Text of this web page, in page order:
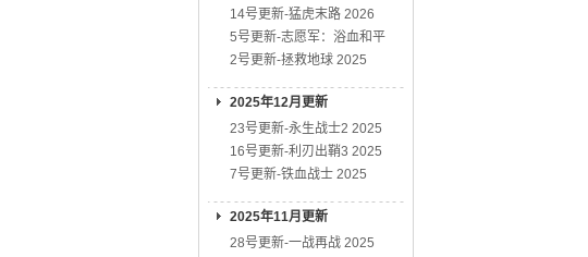
14号更新-猛虎末路 2026
5号更新-志愿军：浴血和平
2号更新-拯救地球 2025
2025年12月更新
23号更新-永生战士2 2025
16号更新-利刃出鞘3 2025
7号更新-铁血战士 2025
2025年11月更新
28号更新-一战再战 2025